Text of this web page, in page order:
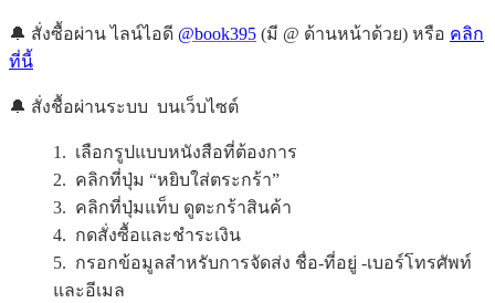
🔔 สั่งซื้อผ่าน ไลน์ไอดี @book395 (มี @ ด้านหน้าด้วย) หรือ คลิก
ที่นี้
🔔 สั่งชื้อผ่านระบบ บนเว็บไซต์
1. เลือกรูปแบบหนังสือที่ต้องการ
2. คลิกที่ปุ่ม “หยิบใส่ตระกร้า”
3. คลิกที่ปุ่มแท็บ ดูตะกร้าสินค้า
4. กดสั่งซื้อและชำระเงิน
5. กรอกข้อมูลสำหรับการจัดส่ง ชื่อ-ที่อยู่ -เบอร์โทรศัพท์
และอีเมล